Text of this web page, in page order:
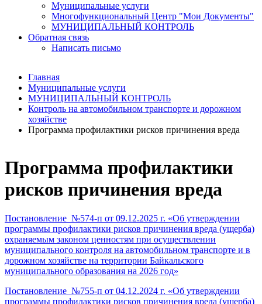
Программа профилактики
рисков причинения вреда
Постановление №574-п от 09.12.2025 г. «Об утверждении
программы профилактики рисков причинения вреда (ущерба)
охраняемым законом ценностям при осуществлении
муниципального контроля на автомобильном транспорте и в
дорожном хозяйстве на территории Байкальского
муниципального образования на 2026 год»
Постановление №755-п от 04.12.2024 г. «Об утверждении
программы профилактики рисков причинения вреда (ущерба)
Муниципальные услуги
Многофункциональный Центр "Мои Документы"
МУНИЦИПАЛЬНЫЙ КОНТРОЛЬ
Обратная связь
Написать письмо
Главная
Муниципальные услуги
МУНИЦИПАЛЬНЫЙ КОНТРОЛЬ
Контроль на автомобильном транспорте и дорожном
хозяйстве
Программа профилактики рисков причинения вреда